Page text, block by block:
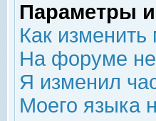
Параметры и
Как изменить
На форуме
Я изменил
Моего языка